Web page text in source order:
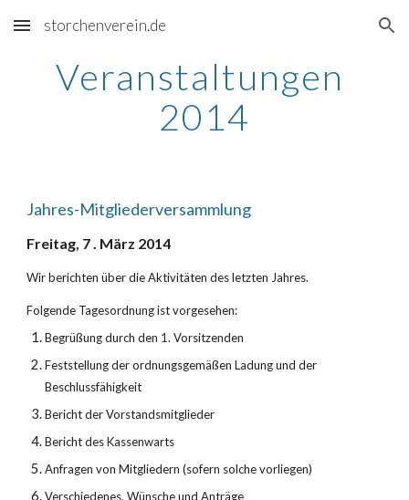
Skip to main content Skip to navigation
storchenverein.de
Veranstaltungen
2014
Jahres-Mitgliederversammlung
Freitag, 7 . März 2014
Wir berichten über die Aktivitäten des letzten Jahres.
Folgende Tagesordnung ist vorgesehen:
Begrüßung durch den 1. Vorsitzenden
Feststellung der ordnungsgemäßen Ladung und der
Beschlussfähigkeit
Bericht der Vorstandsmitglieder
Bericht des Kassenwarts
Anfragen von Mitgliedern (sofern solche vorliegen)
Verschiedenes, Wünsche und Anträge